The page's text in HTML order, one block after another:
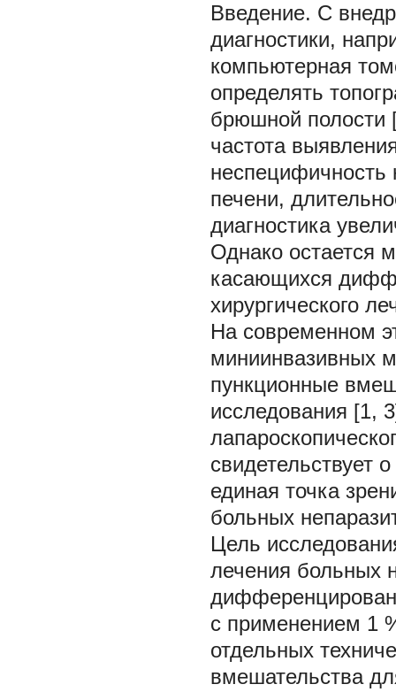
Введение. С
диагностики,
компьютерная
определять
брюшной полости
частота
неспецифичность
печени,
диагностика
Однако остается
касающихся
хирургического
На современном
миниинвазивных
пункционные
исследования [1,
свидетельствует
единая точка
больных
Цель
лечения больных
с применением 1
отдельных
вмешательства